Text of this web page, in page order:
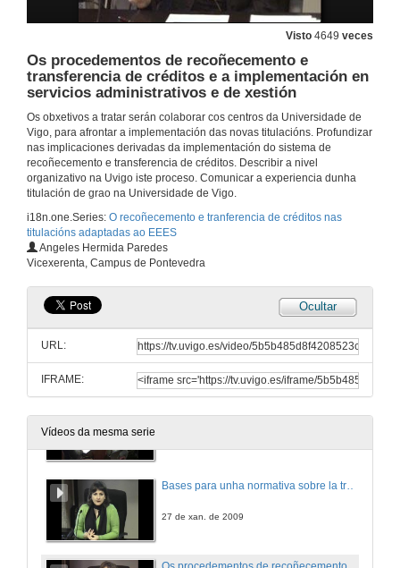
Visto 4649 veces
Os procedementos de recoñecemento e
transferencia de créditos e a implementación en
servicios administrativos e de xestión
Os obxetivos a tratar serán colaborar cos centros da Universidade de
Vigo, para afrontar a implementación das novas titulacións. Profundizar
nas implicaciones derivadas da implementación do sistema de
recoñecemento e transferencia de créditos. Describir a nivel
organizativo na Uvigo iste proceso. Comunicar a experiencia dunha
titulación de grao na Universidade de Vigo.
i18n.one.Series: O recoñecemento e tranferencia de créditos nas
titulacións adaptadas ao EEES
Angeles Hermida Paredes
Vicexerenta, Campus de Pontevedra
Ocultar
URL:
IFRAME:
Vídeos da mesma serie
Inauguración e presentación da xornada
27 de xan. de 2009
Presentación
27 de xan. de 2009
Bases para unha normativa sobre la transferencia e recoñecemento de créditos no Sistema Universitario de Galicia
27 de xan. de 2009